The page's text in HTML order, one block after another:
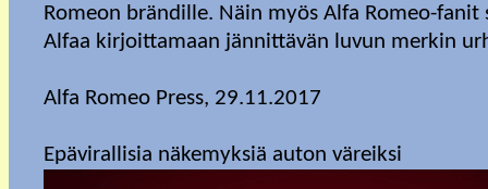
Romeon brändille. Näin myös Alfa Romeo-
Alfaa kirjoittamaan jännittävän luvun merkin
Alfa Romeo Press, 29.11.2017
Epävirallisia näkemyksiä auton väreiksi